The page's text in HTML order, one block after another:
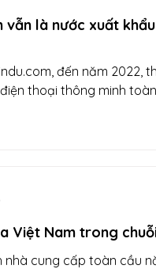
vẫn là nước xuất
đến năm 2022,
thoại thông minh
Việt Nam trong
nhà cung cấp toàn cầu